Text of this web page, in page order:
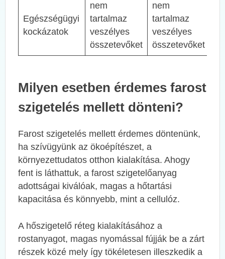
Egészségügyi
kockázatok
nem
tartalmaz
veszélyes
összetevőket
nem
tartalmaz
veszélyes
összetevőket
Milyen esetben érdemes farost
szigetelés mellett dönteni?
Farost szigetelés mellett érdemes döntenünk,
ha szívügyünk az ökoépítészet, a
környezettudatos otthon kialakítása. Ahogy
fent is láthattuk, a farost szigetelőanyag
adottságai kiválóak, magas a hőtartási
kapacitása és könnyebb, mint a cellulóz.
A hőszigetelő réteg kialakításához a
rostanyagot, magas nyomással fújják be a zárt
részek közé mely így tökéletesen illeszkedik a